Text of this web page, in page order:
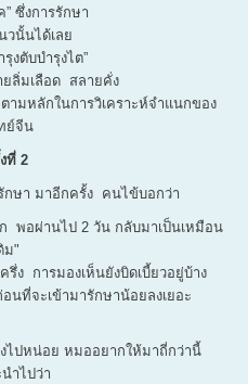
” ซึ่งการรักษา
วนั้นได้เลย
งตับบำรุงไต”
ลิ่มเลือด สลายคั่ง
ามหลักในการวิเคราะห์จำแนกของ
ย์จีน
ที่ 2
ษา มาอีกครั้ง คนไข้บอกว่า
พอผ่านไป 2 วัน กลับมาเป็นเหมือน
ม"
รึ่ง การมองเห็นยังบิดเบี้ยวอยู่บ้าง
นที่จะเข้ามารักษาน้อยลงเยอะ
ไปหน่อย หมออยากให้มาถี่กว่านี้
ำไปว่า